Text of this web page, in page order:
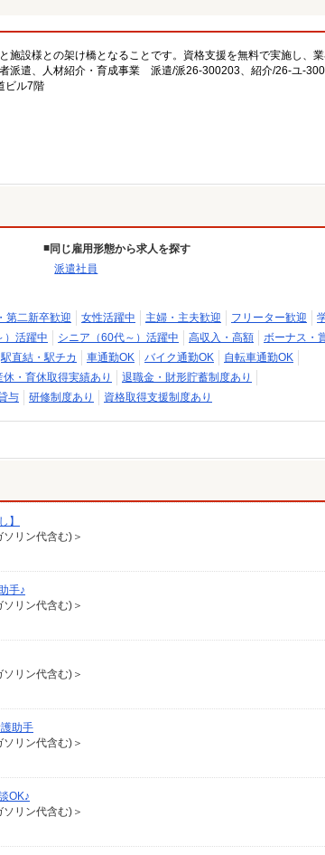
施設様との架け橋となることです。資格支援を無料で実施し、
派遣、人材紹介・育成事業 派遣/派26-300203、紹介/26-ユ-
ビル7階
同じ雇用形態から求人を探す
派遣社員
第二新卒歓迎 女性活躍中 主婦・主夫歓迎 フリーター歓迎
）活躍中 シニア（60代～）活躍中 高収入・高額
ボーナス・
駅直結・駅チカ 車通勤OK バイク通勤OK
自転車通勤OK
休・育休取得実績あり
退職金・財形貯蓄制度あり
与 研修制度あり 資格取得支援制度あり
】
リン代含む)＞
手♪
リン代含む)＞
リン代含む)＞
助手
リン代含む)＞
OK♪
リン代含む)＞